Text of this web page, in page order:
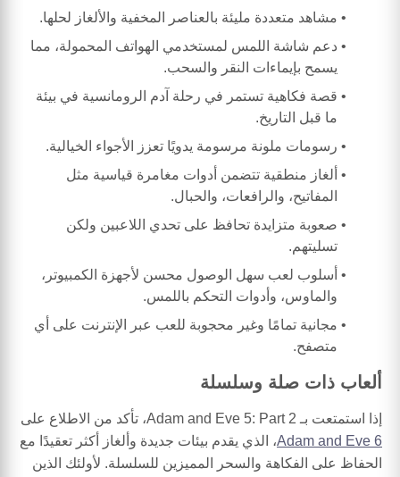
مشاهد متعددة مليئة بالعناصر المخفية والألغاز لحلها.
دعم شاشة اللمس لمستخدمي الهواتف المحمولة، مما
يسمح بإيماءات النقر والسحب.
قصة فكاهية تستمر في رحلة آدم الرومانسية في بيئة
ما قبل التاريخ.
رسومات ملونة مرسومة يدويًا تعزز الأجواء الخيالية.
ألغاز منطقية تتضمن أدوات مغامرة قياسية مثل
المفاتيح، والرافعات، والحبال.
صعوبة متزايدة تحافظ على تحدي اللاعبين ولكن
تسليتهم.
أسلوب لعب سهل الوصول محسن لأجهزة الكمبيوتر،
والماوس، وأدوات التحكم باللمس.
مجانية تمامًا وغير محجوبة للعب عبر الإنترنت على أي
متصفح.
ألعاب ذات صلة وسلسلة
إذا استمتعت بـ Adam and Eve 5: Part 2، تأكد من الاطلاع على
Adam and Eve 6، الذي يقدم بيئات جديدة وألغاز أكثر تعقيدًا مع
الحفاظ على الفكاهة والسحر المميزين للسلسلة. لأولئك الذين